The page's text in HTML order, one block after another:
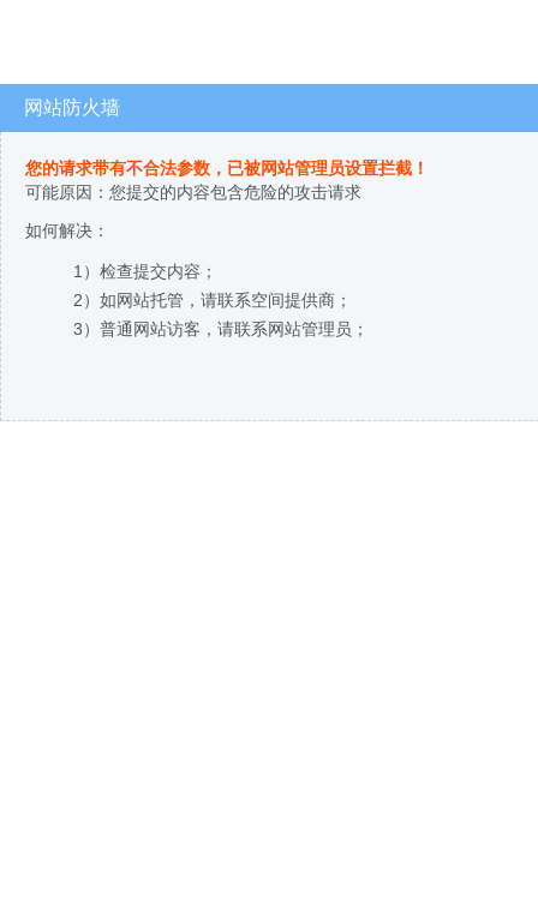
网站防火墙
您的请求带有不合法参数，已被网站管理员设置拦截！
可能原因：您提交的内容包含危险的攻击请求
如何解决：
1）检查提交内容；
2）如网站托管，请联系空间提供商；
3）普通网站访客，请联系网站管理员；